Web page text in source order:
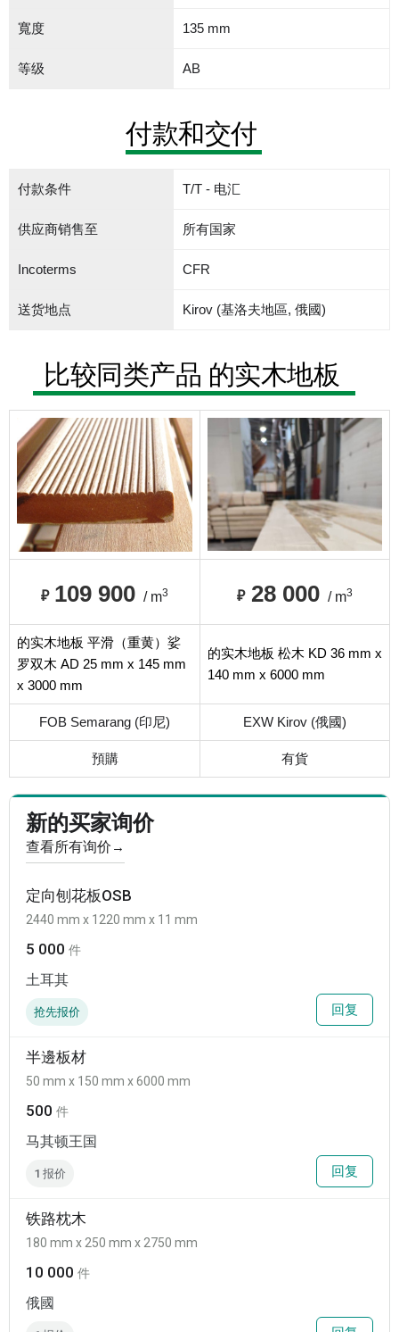
寬度 135 mm
等级 AB
付款和交付
付款条件 T/T - 电汇
Incoterms CFR
供应商销售至 所有国家
送货地点 Kirov (基洛夫地區, 俄國)
比较同类产品 的实木地板
₽ 109 900 / m3 ₽ 28 000 / m3
的实木地板 平滑（重黄）娑
罗双木 AD 25 mm x 145 mm
x 3000 mm
的实木地板 松木 KD 36 mm x
140 mm x 6000 mm
FOB Semarang (印尼) EXW Kirov (俄國)
預購 有貨
新的买家询价
查看所有询价 →
定向刨花板OSB
2440 mm x 1220 mm x 11 mm
5 000 件
土耳其
抢先报价 回复
半邊板材
50 mm x 150 mm x 6000 mm
500 件
马其顿王国
1 报价 回复
铁路枕木
180 mm x 250 mm x 2750 mm
10 000 件
俄國